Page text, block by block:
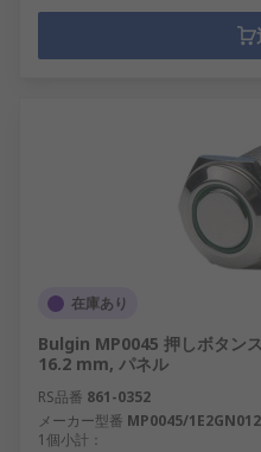
在庫あり
Bulgin MP0045 押しボタン
16.2 mm, パネル
RS品番 861-0352
メーカー型番 MP0045/1E2GN012
1個小計：